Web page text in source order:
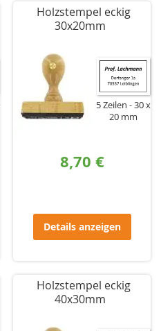
Holzstempel eckig
30x20mm
5 Zeilen
30 x
20 mm
8,70 €
Details anzeigen
Holzstempel eckig
40x30mm